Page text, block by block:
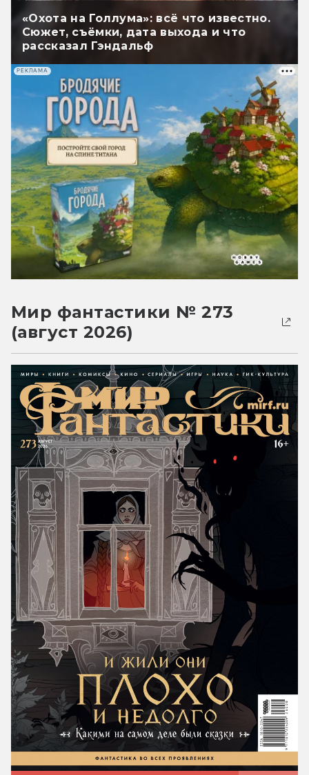
«Охота на Голлума»: всё что известно.
Сюжет, съёмки, дата выхода и что
рассказал Гэндальф
РЕКЛАМА
Мир фантастики № 273
(август 2026)